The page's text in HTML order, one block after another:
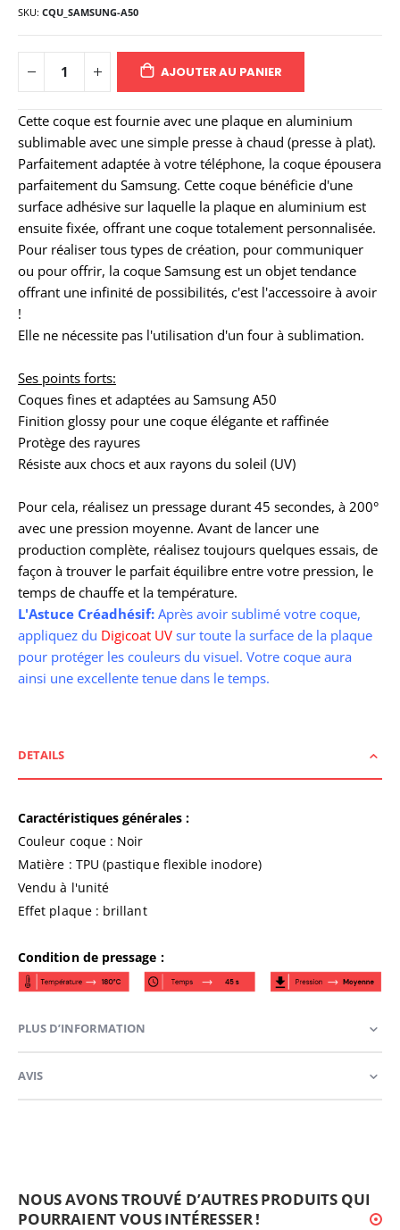
SKU CQU_SAMSUNG-A50
AJOUTER AU PANIER
Cette coque est fournie avec une plaque en aluminium
sublimable avec une simple presse à chaud (presse à plat).
Parfaitement adaptée à votre téléphone, la coque épousera
parfaitement du Samsung. Cette coque bénéficie d'une
surface adhésive sur laquelle la plaque en aluminium est
ensuite fixée, offrant une coque totalement personnalisée.
Pour réaliser tous types de création, pour communiquer
ou pour offrir, la coque Samsung est un objet tendance
offrant une infinité de possibilités, c'est l'accessoire à avoir
!
Elle ne nécessite pas l'utilisation d'un four à sublimation.
Ses points forts:
Coques fines et adaptées au Samsung A50
Finition glossy pour une coque élégante et raffinée
Protège des rayures
Résiste aux chocs et aux rayons du soleil (UV)
Pour cela, réalisez un pressage durant 45 secondes, à 200°
avec une pression moyenne. Avant de lancer une
production complète, réalisez toujours quelques essais, de
façon à trouver le parfait équilibre entre votre pression, le
temps de chauffe et la température.
L'Astuce Créadhésif: Après avoir sublimé votre coque,
appliquez du Digicoat UV sur toute la surface de la plaque
pour protéger les couleurs du visuel. Votre coque aura
ainsi une excellente tenue dans le temps.
DETAILS
Caractéristiques générales :
Couleur coque : Noir
Matière : TPU (pastique flexible inodore)
Vendu à l'unité
Effet plaque : brillant
Condition de pressage :
PLUS D’INFORMATION
AVIS
NOUS AVONS TROUVÉ D’AUTRES PRODUITS QUI
POURRAIENT VOUS INTÉRESSER !